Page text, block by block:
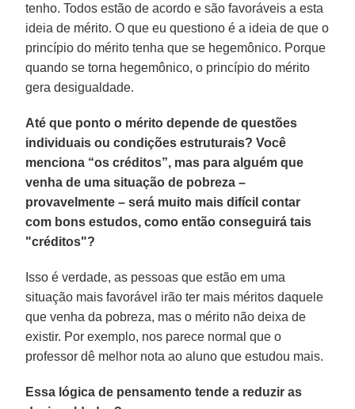
tenho. Todos estão de acordo e são favoráveis a esta
ideia de mérito. O que eu questiono é a ideia de que o
princípio do mérito tenha que se hegemônico. Porque
quando se torna hegemônico, o princípio do mérito
gera desigualdade.
Até que ponto o mérito depende de questões
individuais ou condições estruturais? Você
menciona “os créditos”, mas para alguém que
venha de uma situação de pobreza –
provavelmente – será muito mais difícil contar
com bons estudos, como então conseguirá tais
"créditos"?
Isso é verdade, as pessoas que estão em uma
situação mais favorável irão ter mais méritos daquele
que venha da pobreza, mas o mérito não deixa de
existir. Por exemplo, nos parece normal que o
professor dê melhor nota ao aluno que estudou mais.
Essa lógica de pensamento tende a reduzir as